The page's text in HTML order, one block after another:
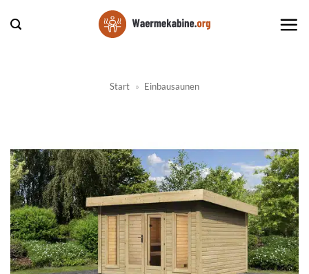
Inhalt
Start » Einbausaunen